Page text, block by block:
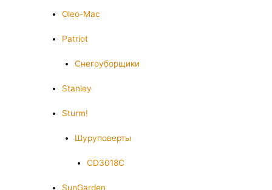
Oleo-Mac
Patriot
Снегоуборщики
Stanley
Sturm!
Шуруповерты
CD3018C
SunGarden